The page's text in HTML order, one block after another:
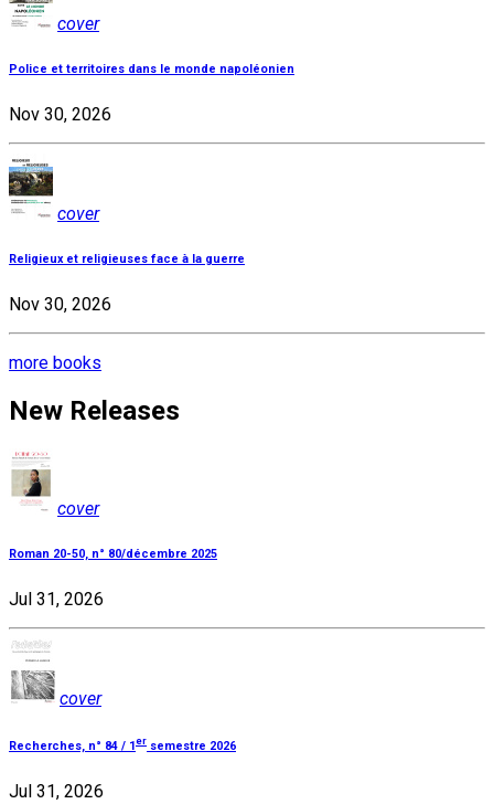
cover
Police et territoires dans le monde napoléonien
Nov 30, 2026
cover
Religieux et religieuses face à la guerre
Nov 30, 2026
more books
New Releases
cover
Roman 20-50, n° 80/décembre 2025
Jul 31, 2026
cover
Recherches, n° 84 / 1 er semestre 2026
Jul 31, 2026